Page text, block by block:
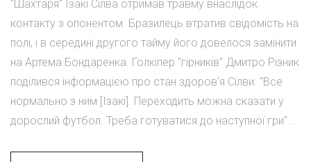
"Шахтаря" Ізакі Сілва отримав травму внаслідок
контакту з опонентом. Бразилець втратив свідомість на
полі, і в середині другого тайму його довелося замінити
на Артема Бондаренка. Голкіпер "гірників" Дмитро Різник
поділився інформацією про стан здоров'я Сілви. "Все
нормально з ним [Ізакі]. Переходить можна сказати у
дорослий футбол. Треба готуватися до наступної гри"...